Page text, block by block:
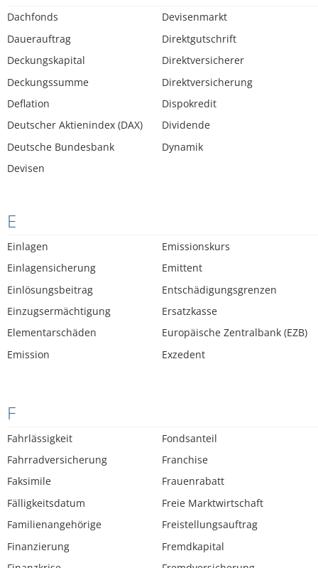
Dachfonds
Dauerauftrag
Deckungskapital
Deckungssumme
Deflation
Deutscher Aktienindex (DAX)
Deutsche Bundesbank
Devisen
Devisenmarkt
Direktgutschrift
Direktversicherer
Direktversicherung
Dispokredit
Dividende
Dynamik
E
Einlagen
Einlagensicherung
Einlösungsbeitrag
Einzugsermächtigung
Elementarschäden
Emission
Emissionskurs
Emittent
Entschädigungsgrenzen
Ersatzkasse
Europäische Zentralbank (EZB)
Exzedent
F
Fahrlässigkeit
Fahrradversicherung
Faksimile
Fälligkeitsdatum
Familienangehörige
Finanzierung
Fondsanteil
Franchise
Frauenrabatt
Freie Marktwirtschaft
Freistellungsauftrag
Fremdkapital